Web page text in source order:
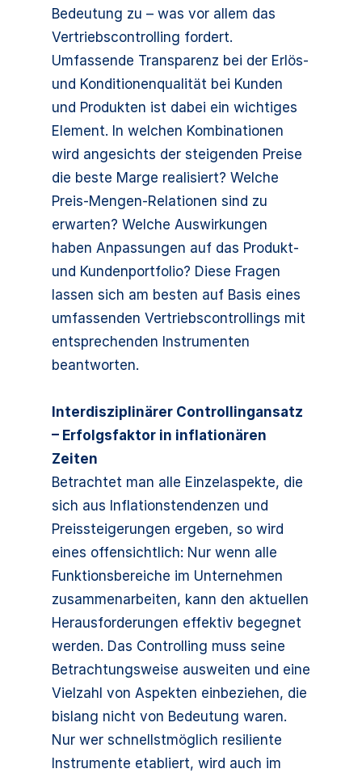
Bedeutung zu – was vor allem das
Vertriebscontrolling fordert.
Umfassende Transparenz bei der Erlös-
und Konditionenqualität bei Kunden
und Produkten ist dabei ein wichtiges
Element. In welchen Kombinationen
wird angesichts der steigenden Preise
die beste Marge realisiert? Welche
Preis-Mengen-Relationen sind zu
erwarten? Welche Auswirkungen
haben Anpassungen auf das Produkt-
und Kundenportfolio? Diese Fragen
lassen sich am besten auf Basis eines
umfassenden Vertriebscontrollings mit
entsprechenden Instrumenten
beantworten.
Interdisziplinärer Controllingansatz
– Erfolgsfaktor in inflationären
Zeiten
Betrachtet man alle Einzelaspekte, die
sich aus Inflationstendenzen und
Preissteigerungen ergeben, so wird
eines offensichtlich: Nur wenn alle
Funktionsbereiche im Unternehmen
zusammenarbeiten, kann den aktuellen
Herausforderungen effektiv begegnet
werden. Das Controlling muss seine
Betrachtungsweise ausweiten und eine
Vielzahl von Aspekten einbeziehen, die
bislang nicht von Bedeutung waren.
Nur wer schnellstmöglich resiliente
Instrumente etabliert, wird auch im